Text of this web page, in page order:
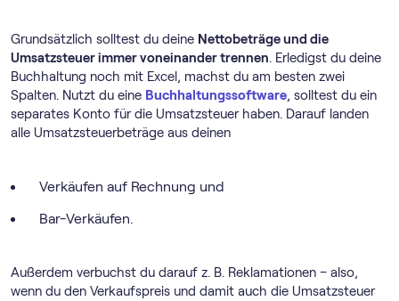
Grundsätzlich solltest du deine Nettobeträge und die
Umsatzsteuer immer voneinander trennen. Erledigst du deine
Buchhaltung noch mit Excel, machst du am besten zwei
Spalten. Nutzt du eine Buch­haltungs­software, solltest du ein
separates Konto für die Umsatzsteuer haben. Darauf landen
alle Umsatzsteuerbeträge aus deinen
Verkäufen auf Rechnung und
Bar-Verkäufen.
Außerdem verbuchst du darauf z. B. Reklamationen – also,
wenn du den Verkaufspreis und damit auch die Umsatzsteuer